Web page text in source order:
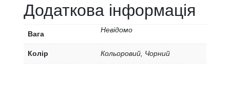
Додаткова інформація
Вага Невідомо
Колір Кольоровий, Чорний